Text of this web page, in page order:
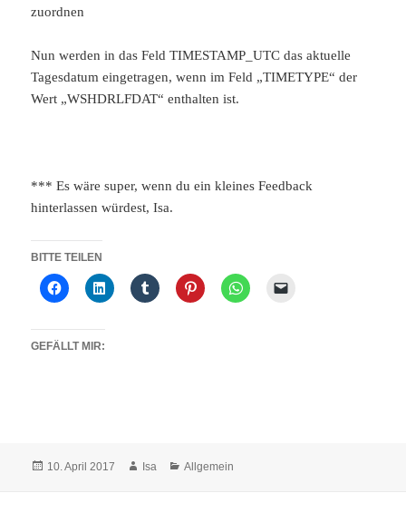
zuordnen
Nun werden in das Feld TIMESTAMP_UTC das aktuelle
Tagesdatum eingetragen, wenn im Feld „TIMETYPE“ der
Wert „WSHDRLFDAT“ enthalten ist.
*** Es wäre super, wenn du ein kleines Feedback
hinterlassen würdest, Isa.
BITTE TEILEN
GEFÄLLT MIR:
Veröffentlicht
10. April 2017 Autor
Isa Kategorien
Allgemein